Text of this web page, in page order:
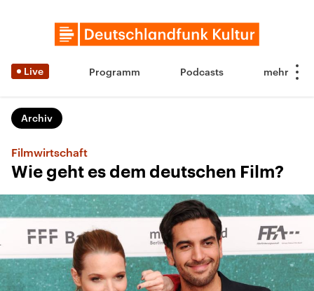
Live Programm Podcasts
Archiv
Filmwirtschaft
Wie geht es dem deutschen Film?